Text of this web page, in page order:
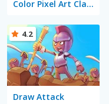
Color Pixel Art Classic
Draw Attack
4.2